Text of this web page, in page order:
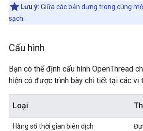
Lưu ý: Giữa các bản dựng trong cùng
sạch.
Cấu hình
Bạn có thể định cấu hình OpenThread
hiện có được trình bày chi tiết tại các vị
Loại
Hằng số thời gian biên dịch